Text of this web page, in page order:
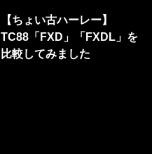
【ちょい古ハーレー】
TC88「FXD」「FXDL」を
比較してみました